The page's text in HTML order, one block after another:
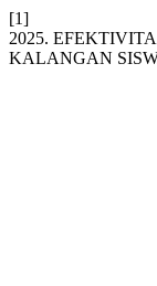
[1]
2025.
KALANGAN